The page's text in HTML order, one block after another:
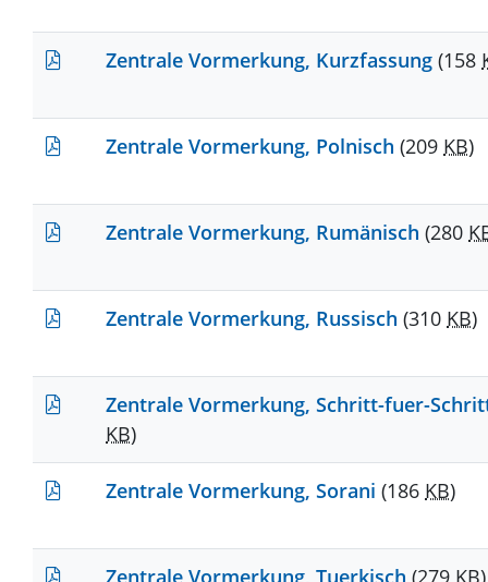
Zentrale Vormerkung, Kurzfassung (158
Zentrale Vormerkung, Polnisch (209 KB)
Zentrale Vormerkung, Rumänisch (280
Zentrale Vormerkung, Russisch (310 KB)
Zentrale Vormerkung, Schritt-fuer-
KB)
Zentrale Vormerkung, Sorani (186 KB)
Zentrale Vormerkung, Tuerkisch (279 KB)